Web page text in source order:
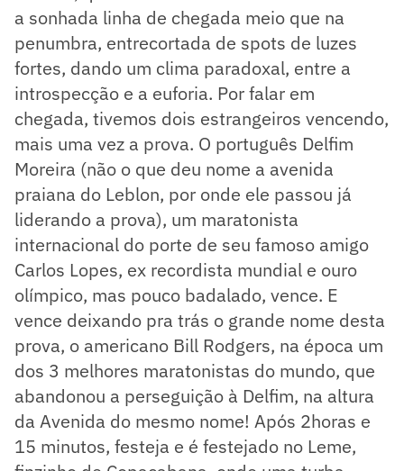
a sonhada linha de chegada meio que na
penumbra, entrecortada de spots de luzes
fortes, dando um clima paradoxal, entre a
introspecção e a euforia. Por falar em
chegada, tivemos dois estrangeiros vencendo,
mais uma vez a prova. O português Delfim
Moreira (não o que deu nome a avenida
praiana do Leblon, por onde ele passou já
liderando a prova), um maratonista
internacional do porte de seu famoso amigo
Carlos Lopes, ex recordista mundial e ouro
olímpico, mas pouco badalado, vence. E
vence deixando pra trás o grande nome desta
prova, o americano Bill Rodgers, na época um
dos 3 melhores maratonistas do mundo, que
abandonou a perseguição à Delfim, na altura
da Avenida do mesmo nome! Após 2horas e
15 minutos, festeja e é festejado no Leme,